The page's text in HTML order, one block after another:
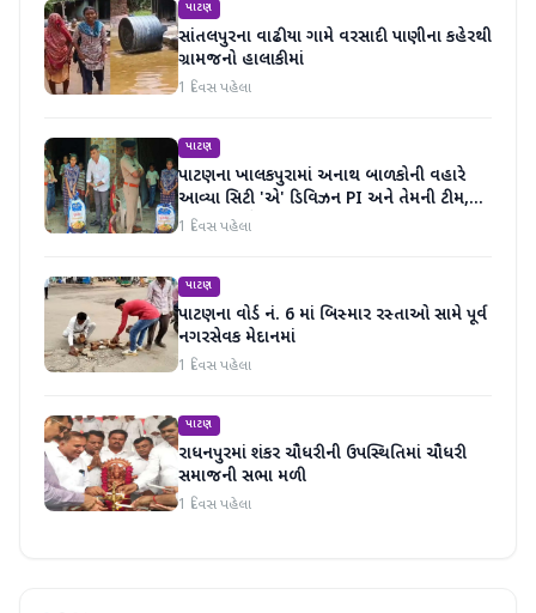
પાટણ
સાંતલપુરના વાઢીયા ગામે વરસાદી પાણીના કહેરથી
ગ્રામજનો હાલાકીમાં
1 દિવસ પહેલા
પાટણ
પાટણના ખાલકપુરામાં અનાથ બાળકોની વહારે
આવ્યા સિટી 'એ' ડિવિઝન PI અને તેમની ટીમ,
માનવતા મહેકી
1 દિવસ પહેલા
પાટણ
પાટણના વોર્ડ નં. 6 માં બિસ્માર રસ્તાઓ સામે પૂર્વ
નગરસેવક મેદાનમાં
1 દિવસ પહેલા
પાટણ
રાધનપુરમાં શંકર ચૌધરીની ઉપસ્થિતિમાં ચૌધરી
સમાજની સભા મળી
1 દિવસ પહેલા